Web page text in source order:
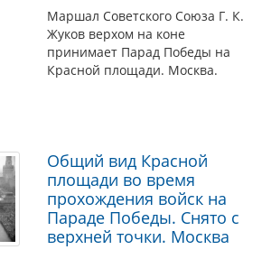
Маршал Советского Союза Г. К.
Жуков верхом на коне
принимает Парад Победы на
Красной площади. Москва.
Общий вид Красной
площади во время
прохождения войск на
Параде Победы. Снято с
верхней точки. Москва